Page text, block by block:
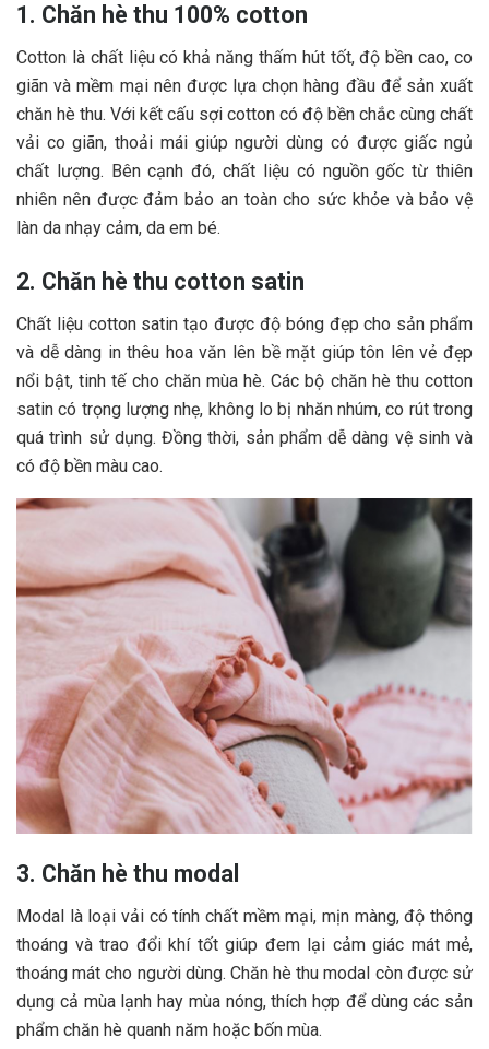
1. Chăn hè thu 100% cotton
Cotton là chất liệu có khả năng thấm hút tốt, độ bền cao, co
giãn và mềm mại nên được lựa chọn hàng đầu để sản xuất
chăn hè thu. Với kết cấu sợi cotton có độ bền chắc cùng chất
vải co giãn, thoải mái giúp người dùng có được giấc ngủ
chất lượng. Bên cạnh đó, chất liệu có nguồn gốc từ thiên
nhiên nên được đảm bảo an toàn cho sức khỏe và bảo vệ
làn da nhạy cảm, da em bé.
2. Chăn hè thu cotton satin
Chất liệu cotton satin tạo được độ bóng đẹp cho sản phẩm
và dễ dàng in thêu hoa văn lên bề mặt giúp tôn lên vẻ đẹp
nổi bật, tinh tế cho chăn mùa hè. Các bộ chăn hè thu cotton
satin có trọng lượng nhẹ, không lo bị nhăn nhúm, co rút trong
quá trình sử dụng. Đồng thời, sản phẩm dễ dàng vệ sinh và
có độ bền màu cao.
3. Chăn hè thu modal
Modal là loại vải có tính chất mềm mại, mịn màng, độ thông
thoáng và trao đổi khí tốt giúp đem lại cảm giác mát mẻ,
thoáng mát cho người dùng. Chăn hè thu modal còn được sử
dụng cả mùa lạnh hay mùa nóng, thích hợp để dùng các sản
phẩm chăn hè quanh năm hoặc bốn mùa.